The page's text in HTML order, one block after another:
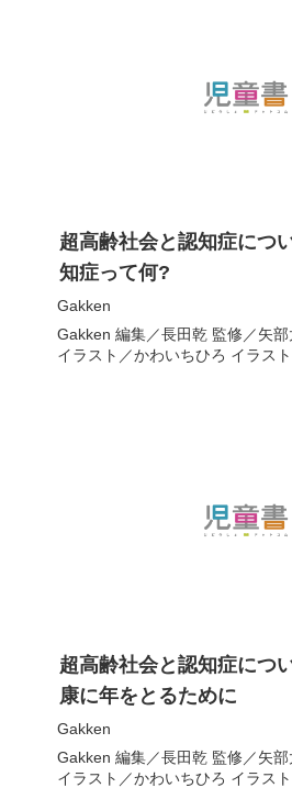
超高齢社会と認知症につ
知症って何?
Gakken
Gakken 編集／長田乾監修／矢部
イラスト／かわいちひろ イラスト
超高齢社会と認知症につ
康に年をとるために
Gakken
Gakken 編集／長田乾監修／矢部
イラスト／かわいちひろ イラスト